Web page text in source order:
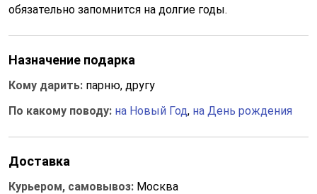
обязательно запомнится на долгие годы.
Назначение подарка
Кому дарить: парню, другу
По какому поводу: на Новый Год, на День рождения
Доставка
Курьером, самовывоз: Москва